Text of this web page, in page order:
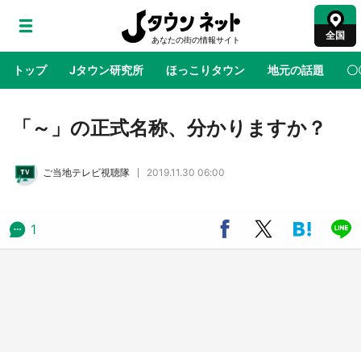
全国
トップ Jタウン研究所 ほっこりタウン 地元の話題 〇
地域×二次元 絶景 あの時はありがとう 物語がはじ
ラプラス・ダークネスが栃木県を征服！？ 県
『薬屋のひとりごと』の〝舞〟の世界に入り込
「～」の正式名称、分かりますか？
ご当地テレビ視聴隊 2019.11.30 06:00
1